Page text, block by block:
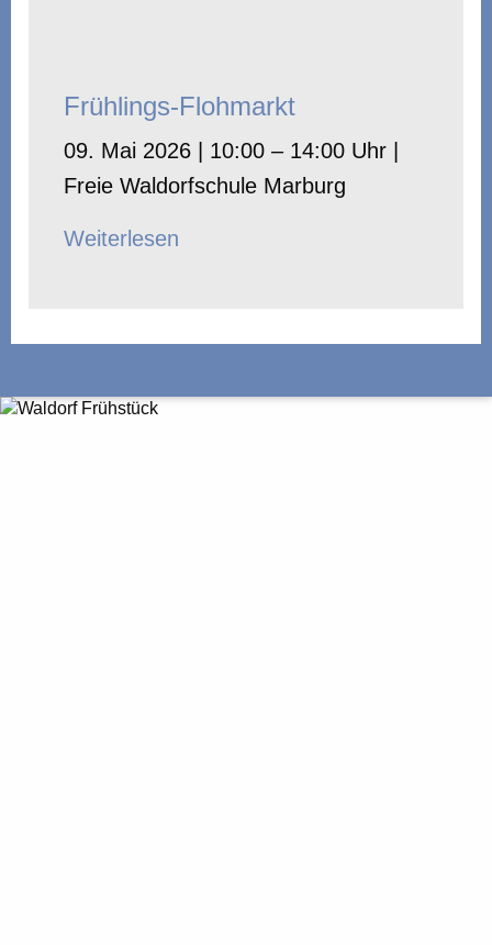
Frühlings-Flohmarkt
09. Mai 2026 | 10:00 – 14:00 Uhr |
Freie Waldorfschule Marburg
Weiterlesen